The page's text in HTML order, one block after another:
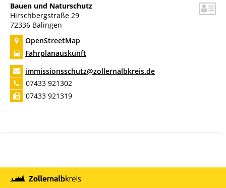
Bauen und Naturschutz
Hirschbergstraße 29
72336 Balingen
OpenStreetMap
Fahrplanauskunft
immissionsschutz@zollernalbkreis.de
07433 921302
07433 921319